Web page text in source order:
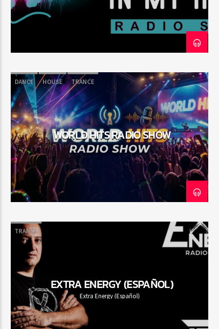
DANCE HOUSE TRANCE
WORLD HITS RADIO SHOW
TRANCE
EXTRA ENERGY (ESPAÑOL)
Extra Energy (Español)